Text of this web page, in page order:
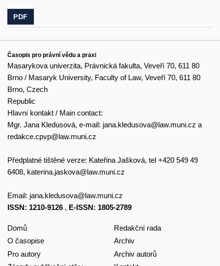
PDF
Časopis pro právní vědu a praxi
Masarykova univerzita, Právnická fakulta, Veveří 70, 611 80
Brno / Masaryk University, Faculty of Law, Veveří 70, 611 80
Brno, Czech
Republic
Hlavní kontakt / Main contact:
Mgr. Jana Kledusová, e-mail: jana.kledusova@law.muni.cz a
redakce.cpvp@law.muni.cz
Předplatné tištěné verze: Kateřina Jašková, tel +420 549 49
6408, katerina.jaskova@law.muni.cz
Email: jana.kledusova@law.muni.cz
ISSN: 1210-9126 , E-ISSN: 1805-2789
Domů
O časopise
Pro autory
Redakční rada
Archiv
Archiv autorů